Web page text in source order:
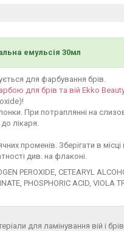
емульсія 30мл
для фарбування брів.
для брів та вій Ekko Beauty
При потраплянні на
лікаря.
променів. Зберігати в
див. на флаконі.
PEROXIDE, CETEARYL
PHOSPHORIC ACID, VIOLA
для ламінування вій і брів